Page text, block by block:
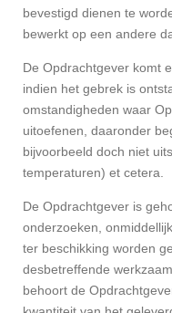
bevestigd dienen te
bewerkt op een andere
De Opdrachtgever komt
indien het gebrek is
omstandigheden waar
uitoefenen, daaronder
bijvoorbeeld doch niet
temperaturen) et cetera.
De Opdrachtgever is
onderzoeken,
ter beschikking worden
desbetreffende
behoort de